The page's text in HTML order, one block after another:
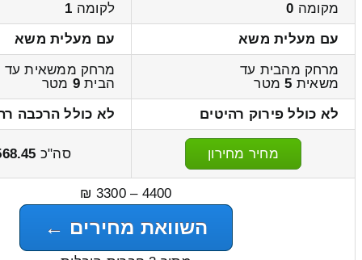
מקומה 0 לקומה 1
עם מעלית משא
עם מעלית משא
מרחק מהבית עד
משאית 5מטר
מרחק ממשאית עד
הבית9 מטר
לא כולל פירוק רהיטים
לא כולל הרכבה
מחיר מחירון סה"כ
4400 – 3300 ₪
השוואת מחירים ←